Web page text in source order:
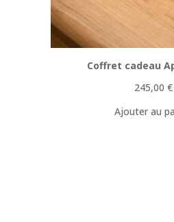
Coffret cadeau
245,00 €
Ajouter au